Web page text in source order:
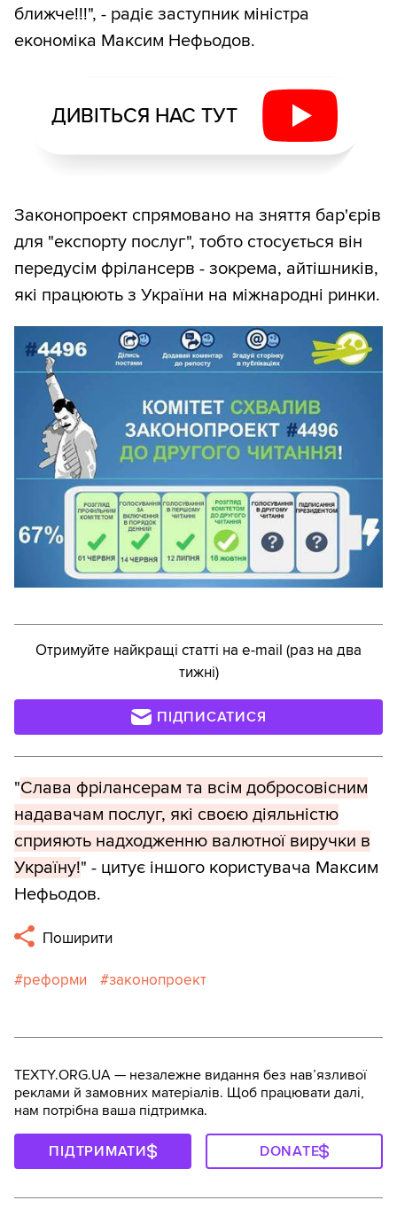
ближче!!!", - радіє заступник міністра
економіка Максим Нефьодов.
ДИВІТЬСЯ НАС ТУТ
Законопроект спрямовано на зняття бар'єрів
для "експорту послуг", тобто стосується він
передусім фрілансерв - зокрема, айтішників,
які працюють з України на міжнародні ринки.
Отримуйте найкращі статті на e-mail (раз на два
тижні)
ПІДПИСАТИСЯ
"Слава фрілансерам та всім добросовісним
надавачам послуг, які своєю діяльністю
сприяють надходженню валютної виручки в
Україну!" - цитує іншого користувача Максим
Нефьодов.
Поширити
реформи законопроект
TEXTY.ORG.UA — незалежне видання без навʼязливої
реклами й замовних матеріалів. Щоб працювати далі,
нам потрібна ваша підтримка.
ПІДТРИМАТИ DONATE